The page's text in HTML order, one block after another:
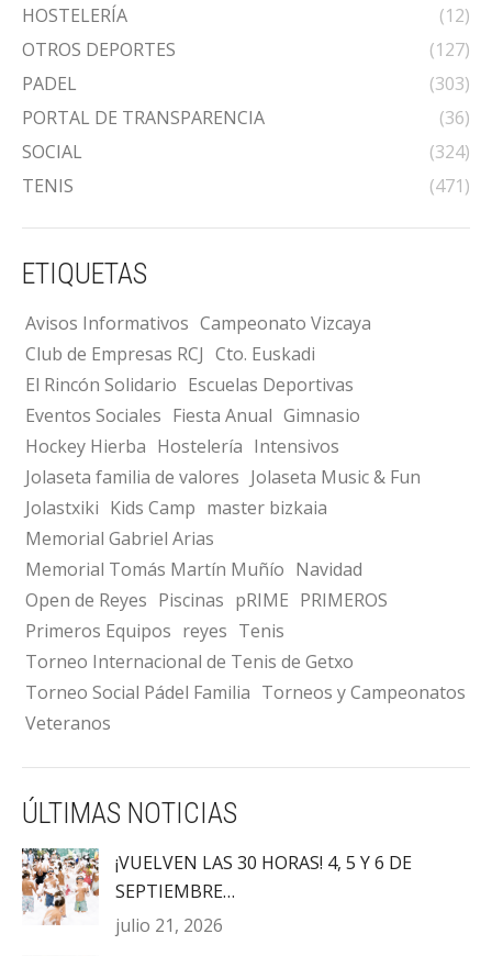
HOSTELERÍA
(12)
OTROS DEPORTES
(127)
PADEL
(303)
PORTAL DE TRANSPARENCIA
(36)
SOCIAL
(324)
TENIS
(471)
ETIQUETAS
Avisos Informativos Campeonato Vizcaya
Club de Empresas RCJ Cto. Euskadi
El Rincón Solidario Escuelas Deportivas
Eventos Sociales Fiesta Anual Gimnasio
Hockey Hierba Hostelería Intensivos
Jolaseta familia de valores Jolaseta Music & Fun
Jolastxiki Kids Camp master bizkaia
Memorial Gabriel Arias
Memorial Tomás Martín Muñío Navidad
Open de Reyes Piscinas pRIME PRIMEROS
Primeros Equipos reyes Tenis
Torneo Internacional de Tenis de Getxo
Torneo Social Pádel Familia Torneos y Campeonatos
Veteranos
ÚLTIMAS NOTICIAS
¡VUELVEN LAS 30 HORAS! 4, 5 Y 6 DE
SEPTIEMBRE…
julio 21, 2026